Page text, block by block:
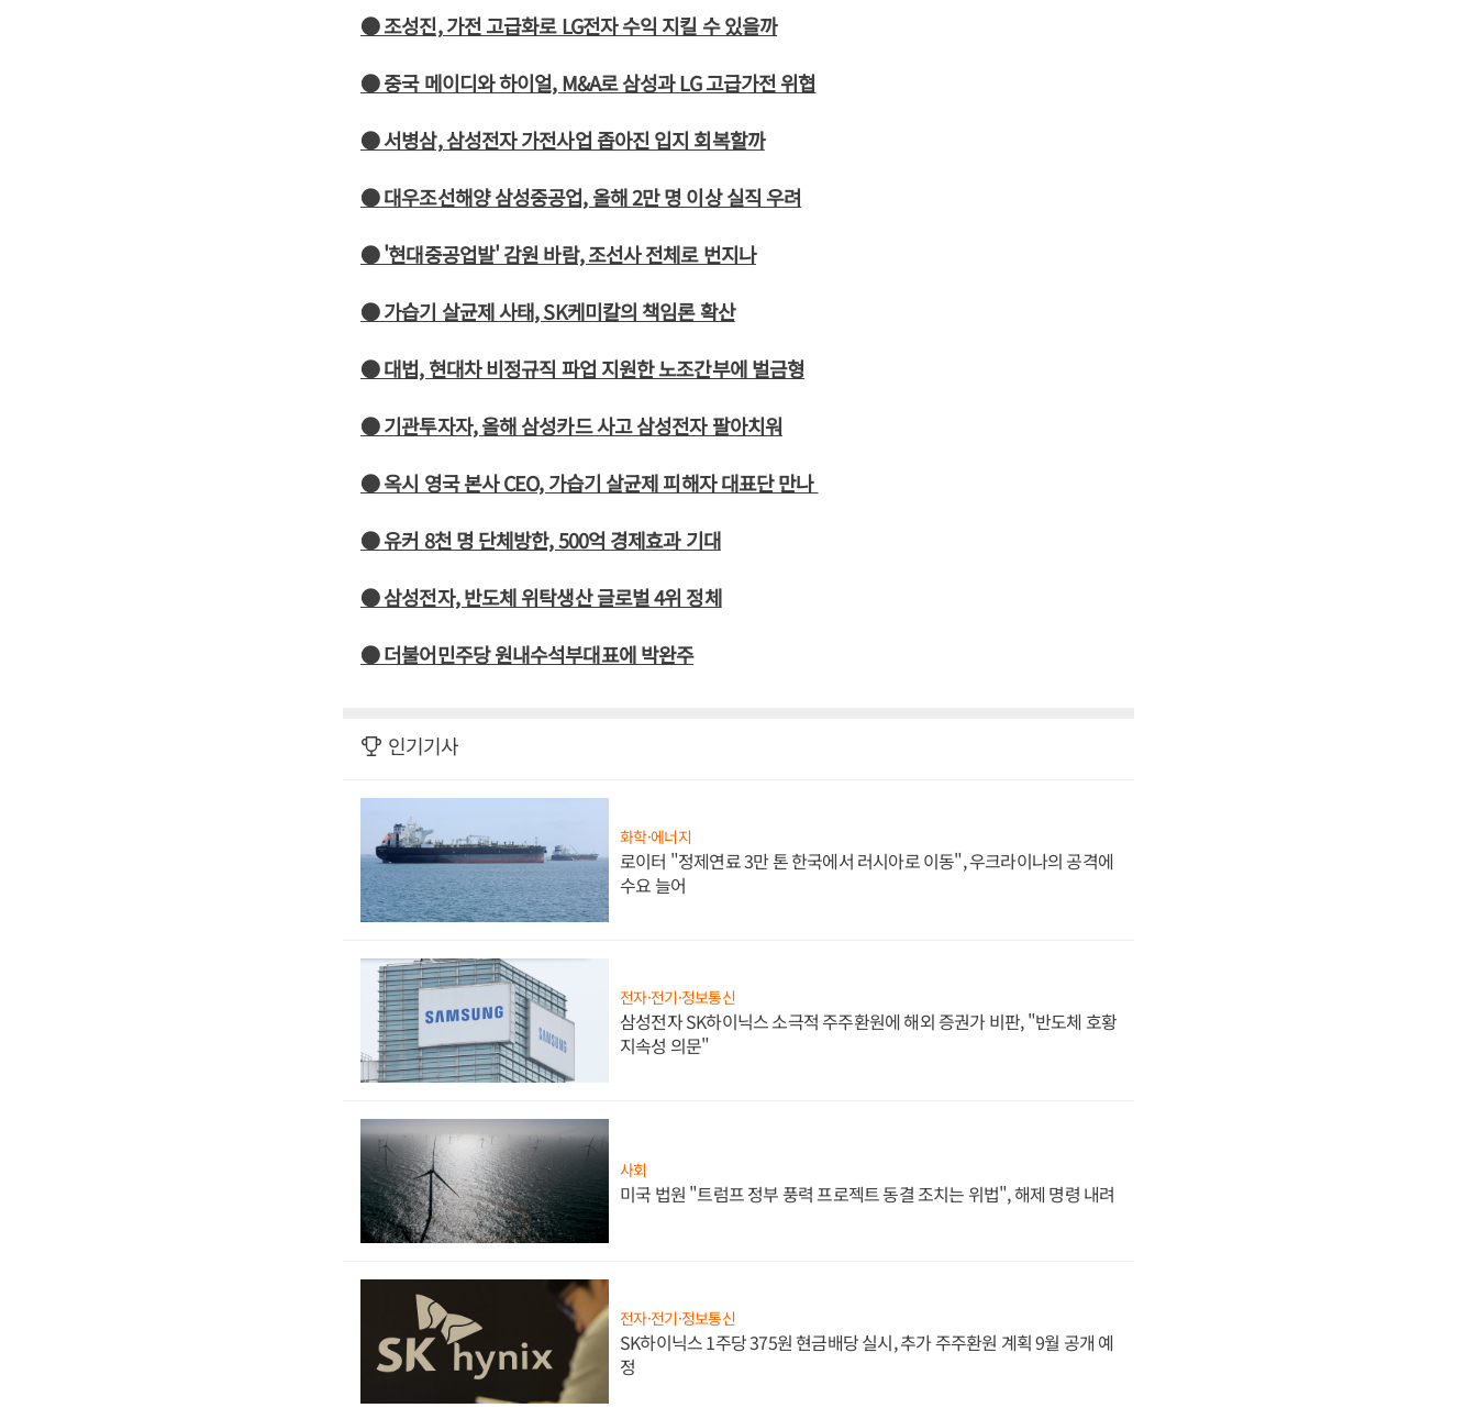
● 조성진, 가전 고급화로 LG전자 수익 지킬 수 있을까
● 중국 메이디와 하이얼, M&A로 삼성과 LG 고급가전 위협
● 서병삼, 삼성전자 가전사업 좁아진 입지 회복할까
● 대우조선해양 삼성중공업, 올해 2만 명 이상 실직 우려
● '현대중공업발' 감원 바람, 조선사 전체로 번지나
● 가습기 살균제 사태, SK케미칼의 책임론 확산
● 대법, 현대차 비정규직 파업 지원한 노조간부에 벌금형
● 기관투자자, 올해 삼성카드 사고 삼성전자 팔아치워
● 옥시 영국 본사 CEO, 가습기 살균제 피해자 대표단 만나
● 유커 8천 명 단체방한, 500억 경제효과 기대
● 삼성전자, 반도체 위탁생산 글로벌 4위 정체
● 더불어민주당 원내수석부대표에 박완주
인기기사
화학·에너지
로이터 "정제연료 3만 톤 한국에서 러시아로 이동", 우크라이나의 공격에
수요 늘어
전자·전기·정보통신
삼성전자 SK하이닉스 소극적 주주환원에 해외 증권가 비판, "반도체 호황
지속성 의문"
사회
미국 법원 "트럼프 정부 풍력 프로젝트 동결 조치는 위법", 해제 명령 내려
전자·전기·정보통신
SK하이닉스 1주당 375원 현금배당 실시, 추가 주주환원 계획 9월 공개 예
정